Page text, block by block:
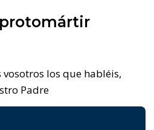
los que habléis,
Padre